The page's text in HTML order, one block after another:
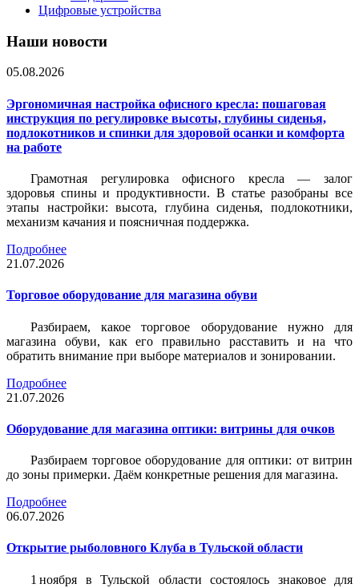
Цифровые устройства
Наши новости
05.08.2026
Эргономичная настройка офисного кресла: пошаговая
инструкция по регулировке высоты, глубины сиденья,
подлокотников и спинки для здоровой осанки и комфорта
на работе
Грамотная регулировка офисного кресла — залог
здоровья спины и продуктивности. В статье разобраны все
этапы настройки: высота, глубина сиденья, подлокотники,
механизм качания и поясничная поддержка.
Подробнее
21.07.2026
Торговое оборудование для магазина обуви
Разбираем, какое торговое оборудование нужно для
магазина обуви, как его правильно расставить и на что
обратить внимание при выборе материалов и зонировании.
Подробнее
21.07.2026
Оборудование для магазина оптики: витрины для очков
Разбираем торговое оборудование для оптики: от витрин
до зоны примерки. Даём конкретные решения для магазина.
Подробнее
06.07.2026
Открытие рыболовного Клуба в Тульской области
1 ноября в Тульской области состоялось знаковое для